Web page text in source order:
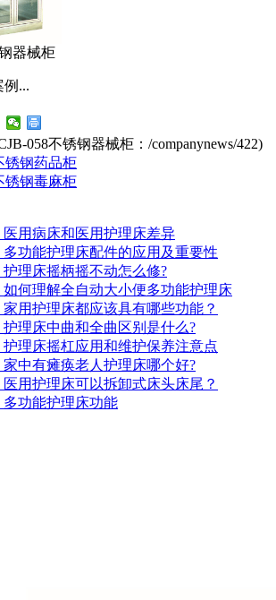
器械柜
例...
058不锈钢器械柜： /companynews/422)
锈钢药品柜
锈钢毒麻柜
医用病床和医用护理床差异
多功能护理床配件的应用及重要性
护理床摇柄摇不动怎么修?
如何理解全自动大小便多功能护理床
家用护理床都应该具有哪些功能？
护理床中曲和全曲区别是什么?
护理床摇杠应用和维护保养注意点
家中有瘫痪老人护理床哪个好?
医用护理床可以拆卸式床头床尾？
多功能护理床功能